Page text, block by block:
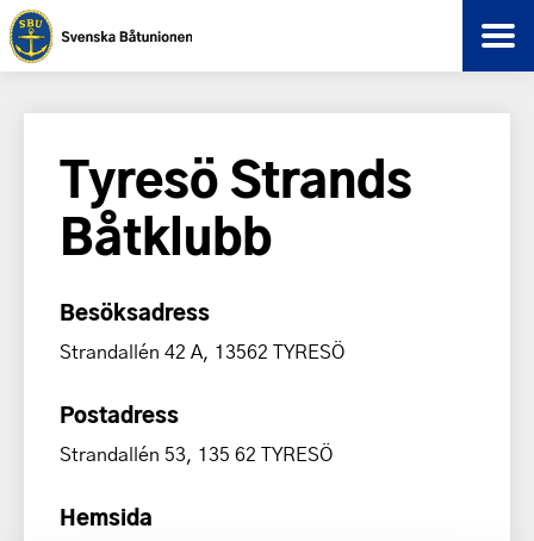
Tyresö Strands
Båtklubb
Besöksadress
Strandallén 42 A, 13562 TYRESÖ
Postadress
Strandallén 53, 135 62 TYRESÖ
Hemsida